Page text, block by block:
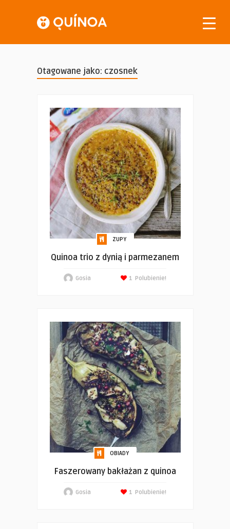
Otagowane jako: czosnek
ZUPY
Quinoa trio z dynią i parmezanem
Gosia Polubienie!
1
OBIADY
Faszerowany bakłażan z quinoa
Gosia Polubienie!
1